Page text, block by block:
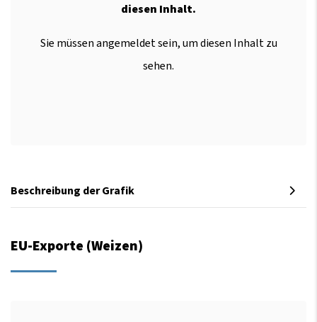
diesen Inhalt.
Sie müssen angemeldet sein, um diesen Inhalt zu
sehen.
Beschreibung der Grafik
EU-Exporte (Weizen)